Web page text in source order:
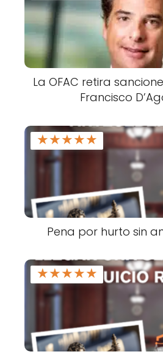
La OFAC retira
Francisco
★★★★★
Pena por hurto sin
★★★★★